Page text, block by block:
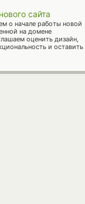
сайта
о начале работы новой
на домене
оценить дизайн,
и оставить